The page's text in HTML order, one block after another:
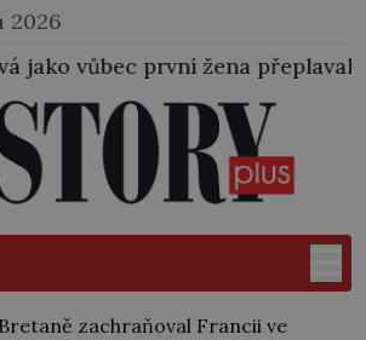
2026
žena přeplavala kanál La
zachraňoval Francii ve